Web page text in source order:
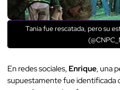
Tania fue rescatada, pero su
En redes sociales, Enrique, una
supuestamente fue identificada